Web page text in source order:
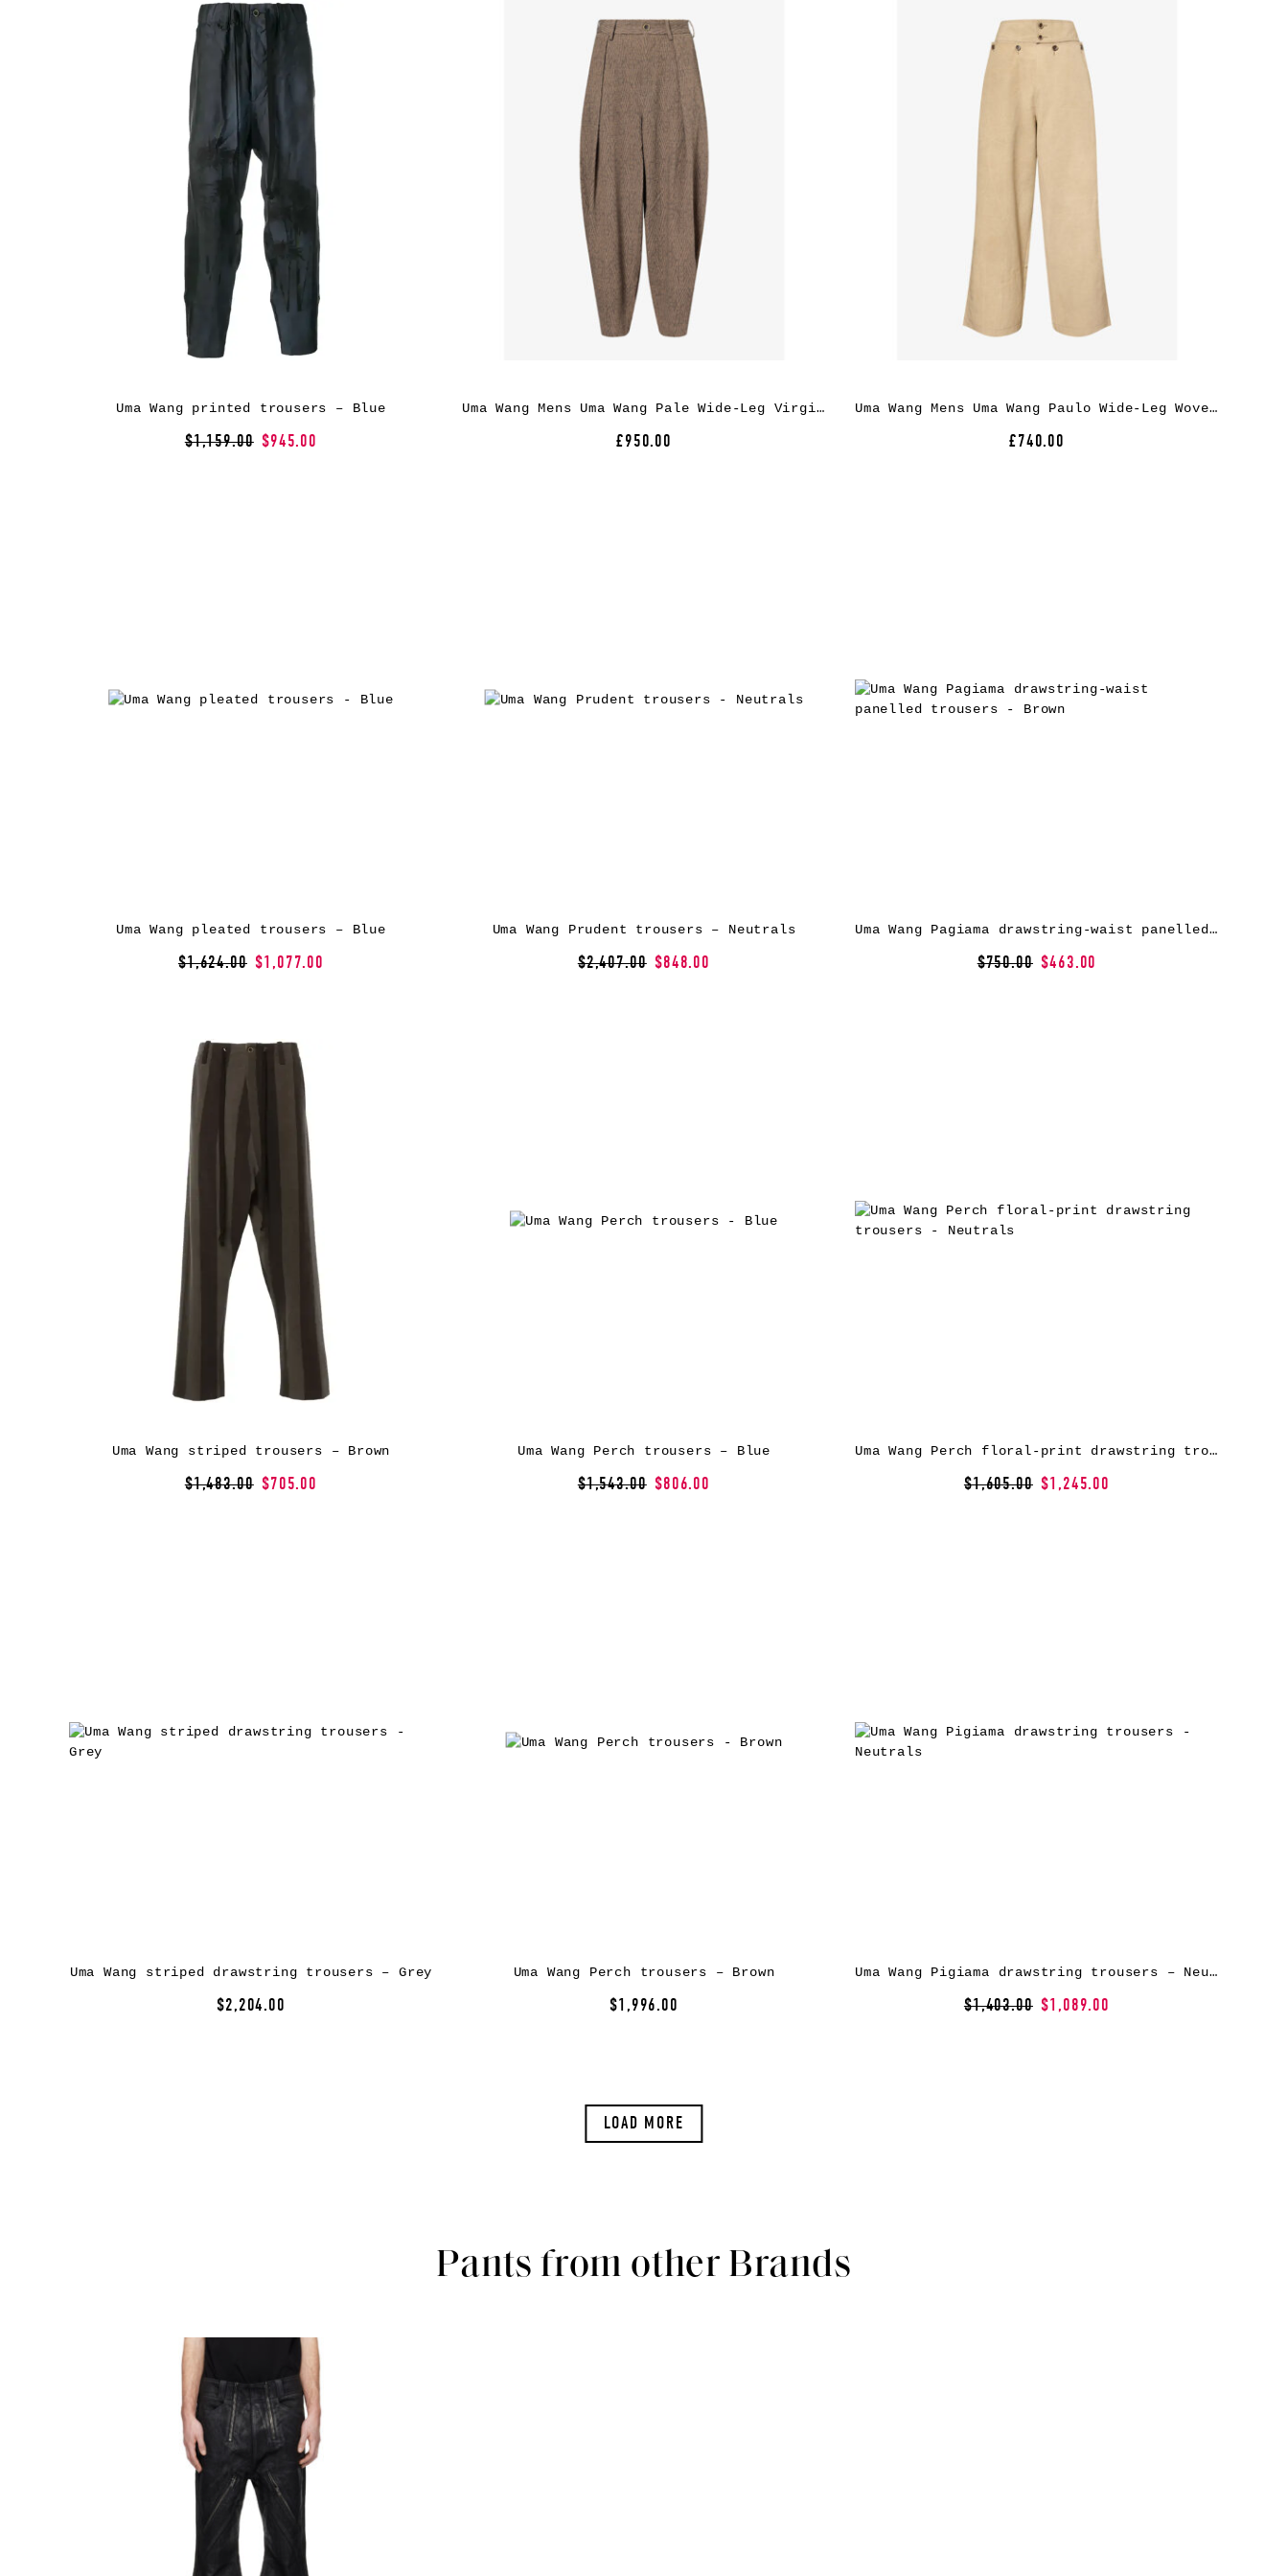
Uma Wang printed trousers – Blue
$1,159.00 $945.00
Uma Wang Mens Uma Wang Pale Wide-Leg Virgin-Wool Trousers
£950.00
Uma Wang Mens Uma Wang Paulo Wide-Leg Woven Trousers
£740.00
Uma Wang pleated trousers – Blue
$1,624.00 $1,077.00
Uma Wang Prudent trousers – Neutrals
$2,407.00 $848.00
Uma Wang Pagiama drawstring-waist panelled trousers – Brown
$750.00 $463.00
Uma Wang striped trousers – Brown
$1,483.00 $705.00
Uma Wang Perch trousers – Blue
$1,543.00 $806.00
Uma Wang Perch floral-print drawstring trousers – Neutrals
$1,605.00 $1,245.00
Uma Wang striped drawstring trousers – Grey
$2,204.00
Uma Wang Perch trousers – Brown
$1,996.00
Uma Wang Pigiama drawstring trousers – Neutrals
$1,403.00 $1,089.00
LOAD MORE
Pants from other Brands